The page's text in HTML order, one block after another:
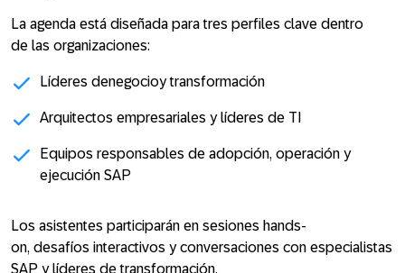
La agenda está diseñada para tres perfiles clave dentro
de las organizaciones:
Líderes denegocioy transformación
Arquitectos empresariales y líderes de TI
Equipos responsables de adopción, operación y
ejecución SAP
Los asistentes participarán en sesiones hands-
on, desafíos interactivos y conversaciones con especialistas
SAP y líderes de transformación.